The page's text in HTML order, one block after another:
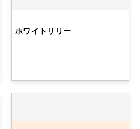
ホワイトリリー